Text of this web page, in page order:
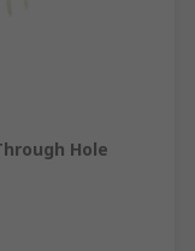
Hole